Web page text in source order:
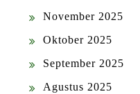
November 2025
Oktober 2025
September 2025
Agustus 2025